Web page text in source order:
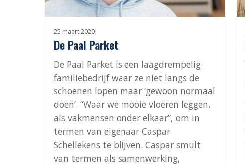
25 maart 2020
De Paal Parket
De Paal Parket is een laagdrempelig
familiebedrijf waar ze niet langs de
schoenen lopen maar ‘gewoon normaal
doen’. “Waar we mooie vloeren leggen,
als vakmensen onder elkaar”, om in
termen van eigenaar Caspar
Schellekens te blijven. Caspar smult
van termen als samenwerking,